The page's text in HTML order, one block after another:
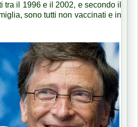
tra il 1996 e il 2002, e secondo il
sono tutti non vaccinati e in